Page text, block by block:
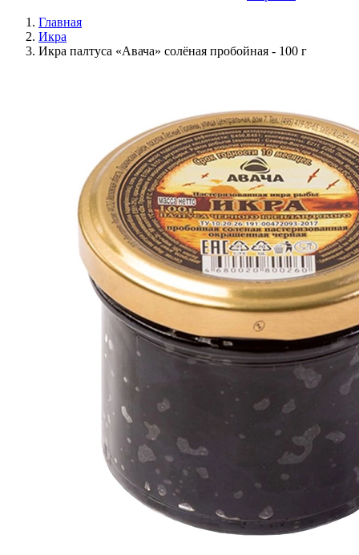
Главная
Икра
Икра палтуса «Авача» солёная пробойная - 100 г